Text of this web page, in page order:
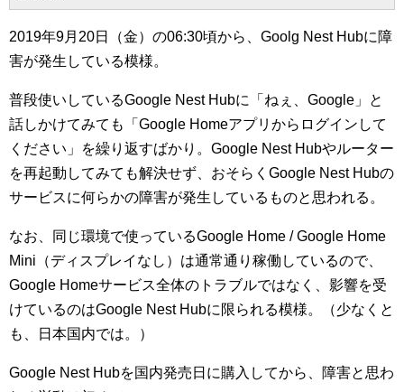
2019年9月20日（金）の06:30頃から、Goolg Nest Hubに障
害が発生している模様。
普段使いしているGoogle Nest Hubに「ねぇ、Google」と
話しかけてみても「Google Homeアプリからログインして
ください」を繰り返すばかり。Google Nest Hubやルーター
を再起動してみても解決せず、おそらくGoogle Nest Hubの
サービスに何らかの障害が発生しているものと思われる。
なお、同じ環境で使っているGoogle Home / Google Home
Mini（ディスプレイなし）は通常通り稼働しているので、
Google Homeサービス全体のトラブルではなく、影響を受
けているのはGoogle Nest Hubに限られる模様。（少なくと
も、日本国内では。）
Google Nest Hubを国内発売日に購入してから、障害と思わ